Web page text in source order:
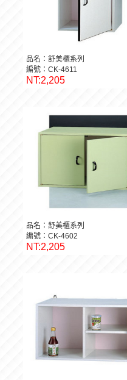
品名：舒美櫃系列
編號：CK-4611
NT:2,205
品名：舒美櫃系列
編號：CK-4602
NT:2,205